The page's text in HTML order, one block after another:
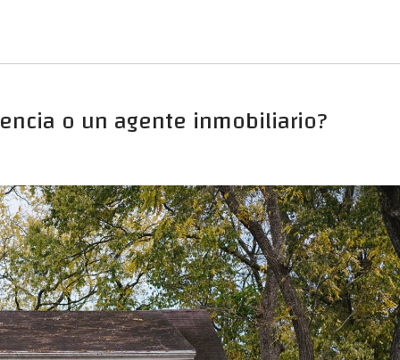
o un agente inmobiliario?